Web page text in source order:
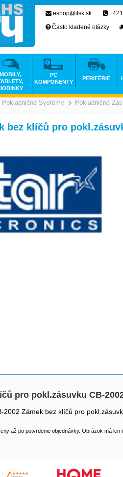
Pokladničné Systémy Pokladničné
bez klíčů pro
pro pokl.zásuvku CB-
2002 Zámek bez klíčů pro
až po potvrdenie objednávky. Obrázok má len
eshop@itsk.sk
Často kladené otázky
MOBILY,
PC
KOMPONENTY
PERIFÉRIE